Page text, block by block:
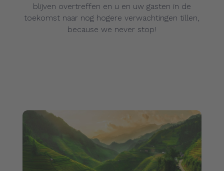
blijven overtreffen en u en uw gasten in de
toekomst naar nog hogere verwachtingen tillen,
because we never stop!